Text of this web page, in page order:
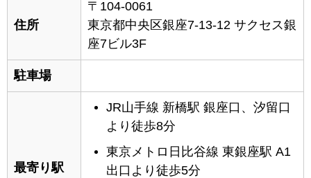
住所
〒104-0061
東京都中央区銀座7-13-12 サクセス銀
座7ビル3F
駐車場
最寄り駅
JR山手線 新橋駅 銀座口、汐留口
より徒歩8分
東京メトロ日比谷線 東銀座駅 A1
出口より徒歩5分